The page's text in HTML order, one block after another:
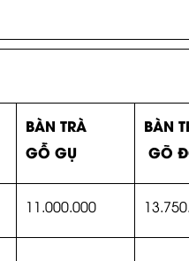
BÀN TRÀ
GỖ GỤ
BÀN
GÕ
11.000.000